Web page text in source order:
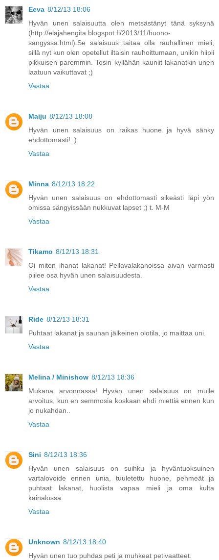
Eeva 8/12/13 18:06
Hyvän unen salaisuutta olen metsästänyt tänä syksynä
(http://elajahengita.blogspot.fi/2013/11/huono-
sangyssa.html).Se salaisuus taitaa olla rauhallinen mieli,
sillä nyt kun olen opetellut iltaisin rauhoittumaan, unikin hiipii
pikkuisen paremmin. Tosin kyllähän kauniit lakanatkin unen
laatuun vaikuttavat ;)
Vastaa
Maiju 8/12/13 18:08
Hyvän unen salaisuus on raikas huone ja hyvä sänky
ehdottomasti! :)
Vastaa
Minna 8/12/13 18:22
Hyvän unen salaisuus on ehdottomasti sikeästi läpi yön
omissa sängyissään nukkuvat lapset ;) t. M-M
Vastaa
Tikamo 8/12/13 18:31
Oi miten ihanat lakanat! Pellavalakanoissa aivan varmasti
piilee osa hyvän unen salaisuudesta.
Vastaa
Ride 8/12/13 18:31
Puhtaat lakanat ja saunan jälkeinen olotila, jo maittaa uni.
Vastaa
Melina / Minishow 8/12/13 18:36
Mukana arvonnassa! Hyvän unen salaisuus on mulle
arvoitus, kun en semmosia koskaan ehdi miettiä ennen kun
jo nukahdan..
Vastaa
Sini 8/12/13 18:36
Hyvän unen salaisuus on suihku ja hyväntuoksuinen
vartalovoide ennen unia, tuuletettu huone, pehmeät ja
puhtaat lakanat, huolista vapaa mieli ja oma kulta
kainalossa.
Vastaa
Unknown 8/12/13 18:40
Hyvän unen tuo puhdas peti ja muhkeat petivaatteet.